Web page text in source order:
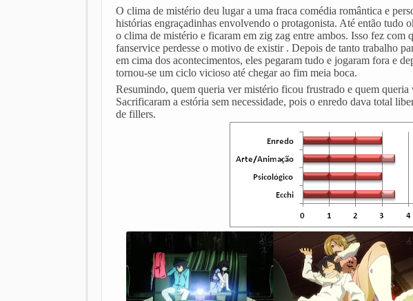
O clima de mistério deu lugar a uma fraca comédia romântica e
histórias engraçadinhas envolvendo o protagonista. Até então tudo
o clima de mistério e ficaram em zig zag entre ambos. Isso fez com
fanservice perdesse o motivo de existir . Depois de tanto trabalho
em cima dos acontecimentos, eles pegaram tudo e jogaram fora e
tornou-se um ciclo vicioso até chegar ao fim meia boca.
Resumindo, quem queria ver mistério ficou frustrado e quem
Sacrificaram a estória sem necessidade, pois o enredo dava total
de fillers.